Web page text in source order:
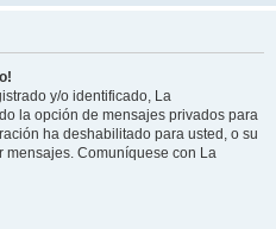
y/o identificado, La
la opción de mensajes privados para
ha deshabilitado para usted, o su
Comuníquese con La